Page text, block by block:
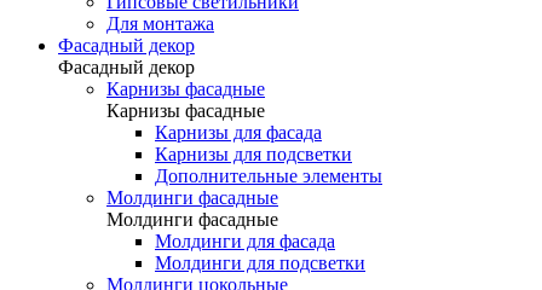
Для монтажа
Фасадный декор
Фасадный декор
Карнизы фасадные
Карнизы фасадные
Карнизы для фасада
Карнизы для подсветки
Дополнительные элементы
Молдинги фасадные
Молдинги фасадные
Молдинги для фасада
Молдинги для подсветки
Молдинги цокольные